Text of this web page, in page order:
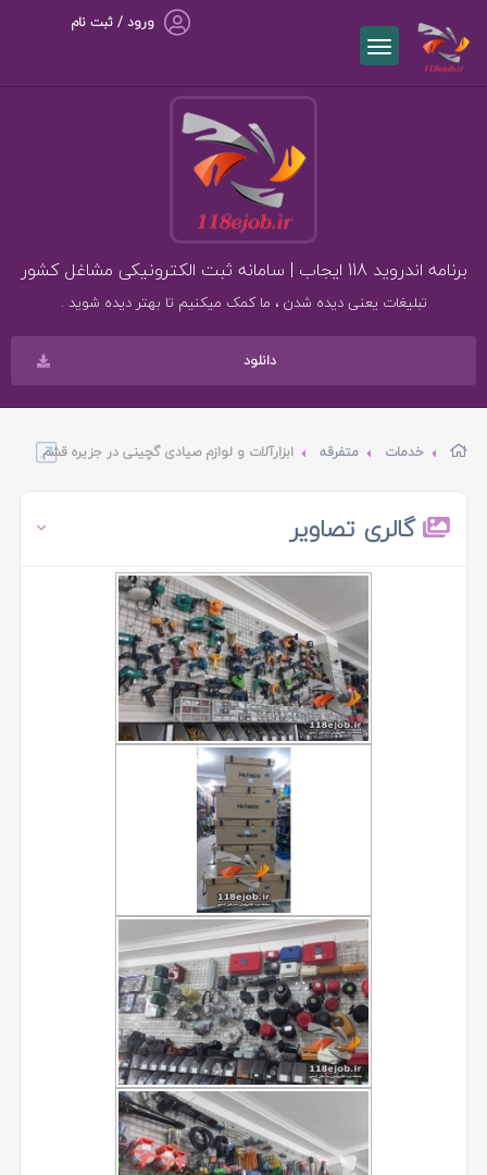
ورود / ثبت نام
برنامه اندروید 118 ایجاب | سامانه ثبت الکترونیکی مشاغل کشور
تبلیغات یعنی دیده شدن ، ما کمک میکنیم تا بهتر دیده شوید .
دانلود
خدمات متفرقه ابزارآلات و لوازم صیادی گچینی در جزیره قشم
گالری تصاویر